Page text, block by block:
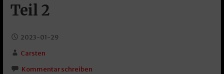
Teil 2
2023-01-29
Carsten
Kommentar schreiben